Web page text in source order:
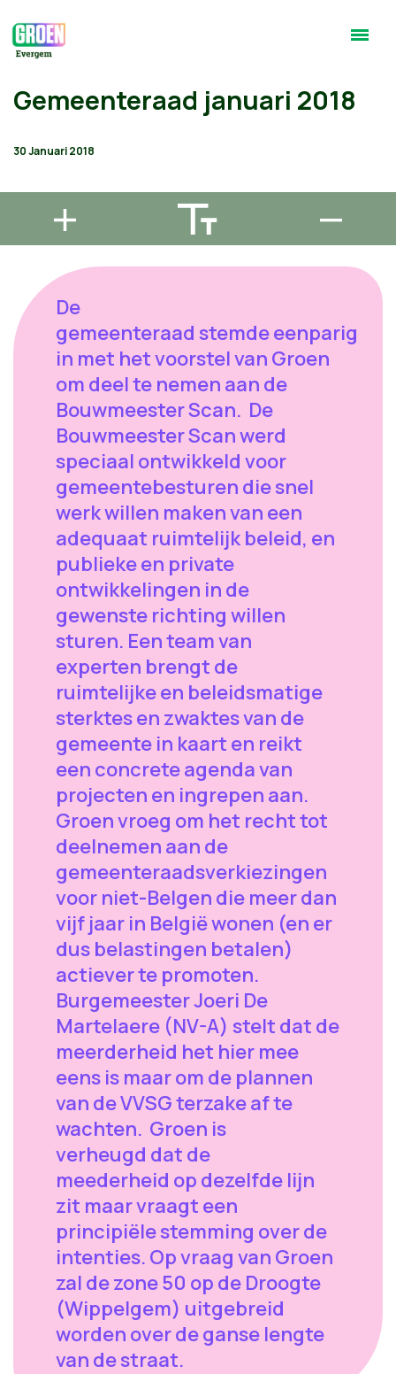
Gemeenteraad januari 2018
30 Januari 2018
De
gemeenteraad stemde eenparig
in met het voorstel van Groen
om deel te nemen aan de
Bouwmeester Scan. De
Bouwmeester Scan werd
speciaal ontwikkeld voor
gemeentebesturen die snel
werk willen maken van een
adequaat ruimtelijk beleid, en
publieke en private
ontwikkelingen in de
gewenste richting willen
sturen. Een team van
experten brengt de
ruimtelijke en beleidsmatige
sterktes en zwaktes van de
gemeente in kaart en reikt
een concrete agenda van
projecten en ingrepen aan.
Groen vroeg om het recht tot
deelnemen aan de
gemeenteraadsverkiezingen
voor niet-Belgen die meer dan
vijf jaar in België wonen (en er
dus belastingen betalen)
actiever te promoten.
Burgemeester Joeri De
Martelaere (NV-A) stelt dat de
meerderheid het hier mee
eens is maar om de plannen
van de VVSG terzake af te
wachten. Groen is
verheugd dat de
meederheid op dezelfde lijn
zit maar vraagt een
principiële stemming over de
intenties. Op vraag van Groen
zal de zone 50 op de Droogte
(Wippelgem) uitgebreid
worden over de ganse lengte
van de straat.